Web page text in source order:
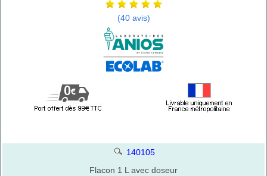
(40 avis)
140105
Flacon 1 L avec doseur